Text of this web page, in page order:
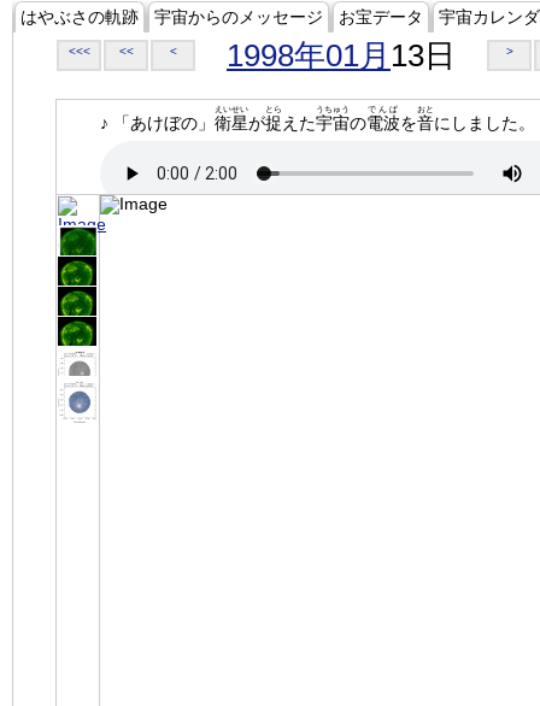
はやぶさの軌跡 宇宙からのメッセージ お宝データ 宇宙カレン
<<< << < 1998年01月 13日 >
♪ 「あけぼの」 衛星
えいせい
が捉
とら
えた宇宙
うちゅう
の電波
でんぱ
を音
おと
にしました。